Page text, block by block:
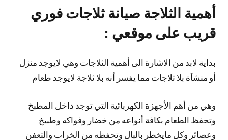
أهمية الثلاجة صيانة ثلاجات فوري
قريب على موقعي :
بداية لابد من الاشارة الى أهمية الثلاجات وهي لايوجد منزل
أو منشآة بلا ثلاجات مما يفسر أنه بلا ثلاجة لايوجد طعام
وهي من أهم الأجهزة الكهربائية التي توجد داخل المطبخ
وتحفظ الطعام بكافة أنواعه من خضار وفواكه وطبيخ
وعصائر وكل مايخطر بالبال وتحفظه من الخراب والتعفن